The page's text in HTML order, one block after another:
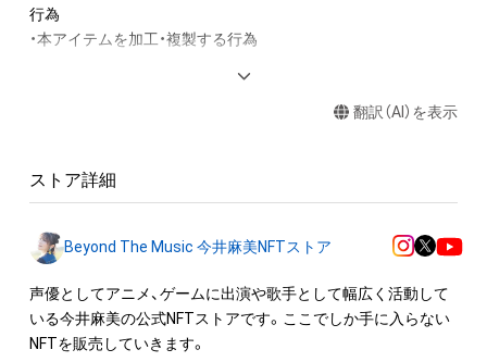
行為
・本アイテムを加工・複製する行為
・本アイテムに関する創作物（画像および映像、音楽、商標または
財産権（それらの権利を取得し、又はそれらの権利につき登録等
作成者によって保護されています。そのため、本アイテムを保
有していたとしても、本アイテムに関する創作物にかかる知的
財産権を有することを意味しません。
・本アイテムの作成者または第三者のライセンス保有者からの
事前の同意なしに、知的財産権を侵害するおそれのある行為（改
翻訳（AI）を表示
ストア詳細
Beyond The Music 今井麻美NFTストア
声優としてアニメ、ゲームに出演や歌手として幅広く活動して
いる今井麻美の公式NFTストアです。ここでしか手に入らない
NFTを販売していきます。